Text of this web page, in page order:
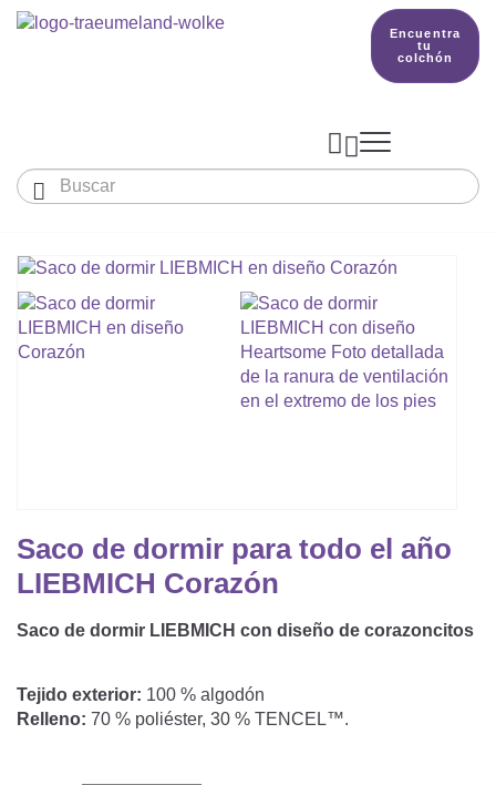
Encuentra
tu
colchón
 
COLCHONES Y ACCESORIOS
Colchón De Colecho, Cuna & Co
Colchones Para Bebé
Protectores De Colchón
Funda De Recambio
Somier
SACOS DE DORMIR
Cómo Elegir Un Saco De Dormir Para
Saco De Dormir De Verano
Saco Manta
Saco De Dormir Interior
MANTAS, NÓRDICOS Y ALMOHADAS
Mantita Para Bebé
COJÍN DE LACTANCIA Y MANTITA DE
CAMBIADORES
Sábanas
SOPORTE DEL DESARROLLO
El país de nuestros sueños
PRODUCCIÓN


Encuentra tu colchón

Saco de dormir para todo el año
LIEBMICH Corazón
Saco de dormir LIEBMICH con diseño de corazoncitos
Tejido exterior: 100 % algodón
Relleno: 70 % poliéster, 30 % TENCEL™.